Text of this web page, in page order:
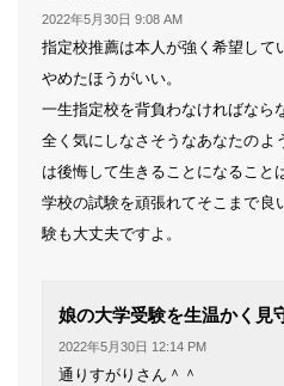
り:
2022年5月30日 9:08 AM
指定校推薦は本人が強く希望して
やめたほうがいい。
一生指定校を背負わなければなら
全く気にしなさそうなあなたのよ
は後悔して生きることになること
学校の試験を頑張れてそこまで良
験も大丈夫ですよ。
娘の大学受験を生温かく見
2022年5月30日 12:14 PM
通りすがりさん＾＾